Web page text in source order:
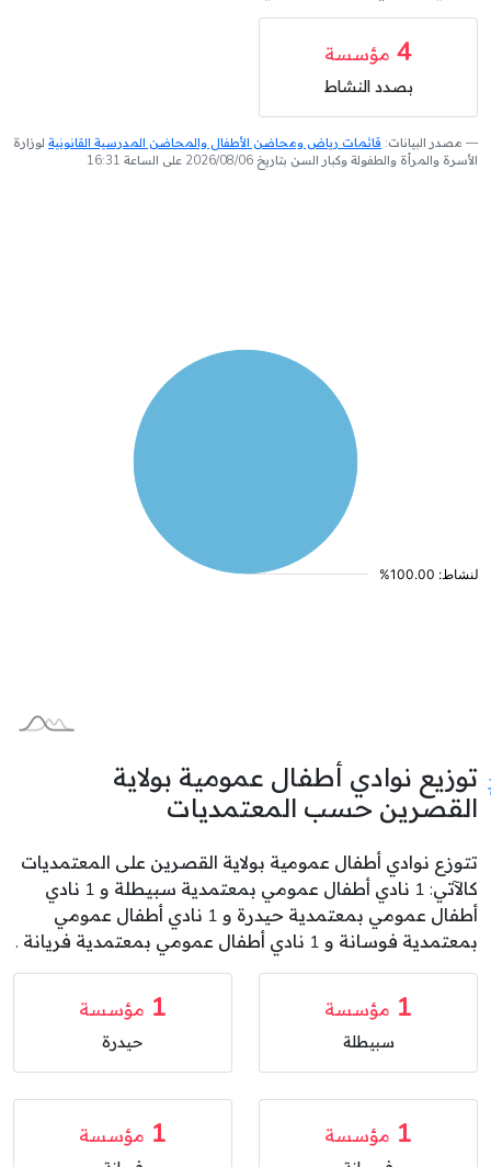
4 مؤسسة
بصدد النشاط
مصدر البيانات: قائمات رياض ومحاضن الأطفال والمحاضن المدرسية القانونية لوزارة
الأسرة والمرأة والطفولة وكبار السن بتاريخ 2026/08/06 على الساعة 16:31
توزيع نوادي أطفال عمومية بولاية
القصرين حسب المعتمديات
تتوزع نوادي أطفال عمومية بولاية القصرين على المعتمديات
كالآتي: 1 نادي أطفال عمومي بمعتمدية سبيطلة و 1 نادي
أطفال عمومي بمعتمدية حيدرة و 1 نادي أطفال عمومي
بمعتمدية فوسانة و 1 نادي أطفال عمومي بمعتمدية فريانة .
1 مؤسسة
سبيطلة
1 مؤسسة
حيدرة
1 مؤسسة 1 مؤسسة